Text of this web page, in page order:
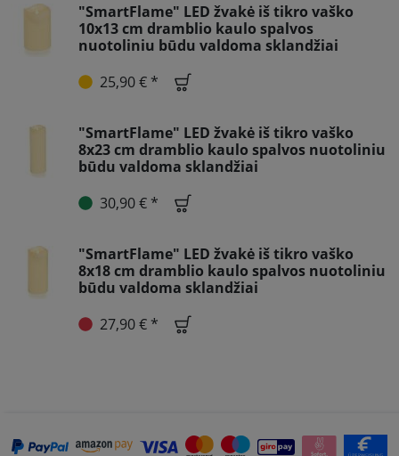
"SmartFlame" LED žvakė iš tikro vaško
10x13 cm dramblio kaulo spalvos
nuotoliniu būdu valdoma sklandžiai
25,90 € *
"SmartFlame" LED žvakė iš tikro vaško
8x23 cm dramblio kaulo spalvos nuotoliniu
būdu valdoma sklandžiai
30,90 € *
"SmartFlame" LED žvakė iš tikro vaško
8x18 cm dramblio kaulo spalvos nuotoliniu
būdu valdoma sklandžiai
27,90 € *